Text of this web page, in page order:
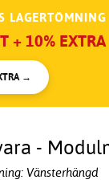
LAGERTÖMNING
+ 10% EXTRA
→
-
Vänsterhängd